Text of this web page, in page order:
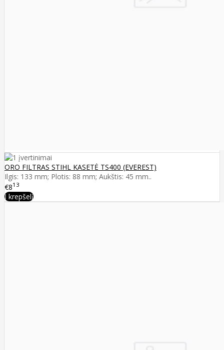
ORO FILTRAS STIHL KASETĖ TS400 (EVEREST)
Ilgis: 133 mm; Plotis: 88 mm; Aukštis: 45 mm..
€813
Į krepšelį